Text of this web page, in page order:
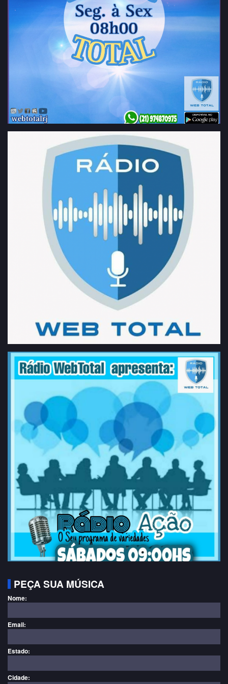
PEÇA SUA MÚSICA
Nome:
Email:
Estado:
Cidade: